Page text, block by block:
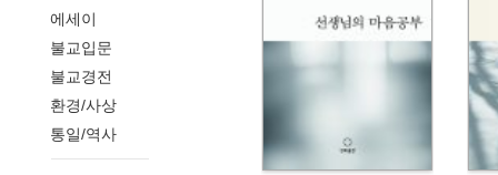
에세이
불교입문
불교경전
환경/사상
통일/역사